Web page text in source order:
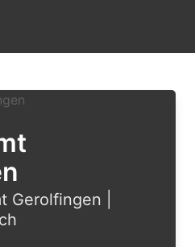
Gerolfingen |